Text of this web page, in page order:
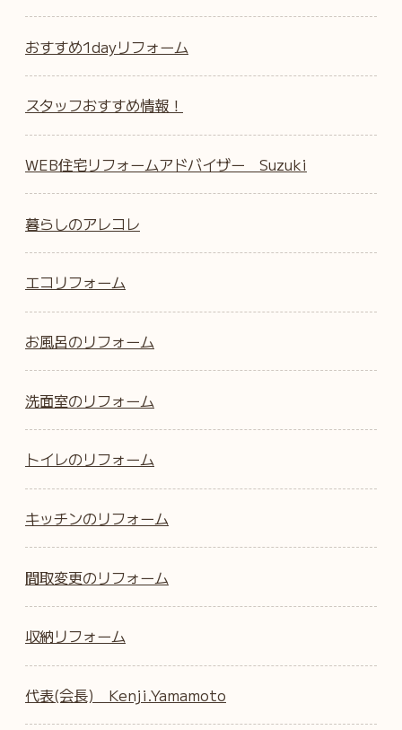
おすすめ1dayリフォーム
スタッフおすすめ情報！
WEB住宅リフォームアドバイザー Suzuki
暮らしのアレコレ
エコリフォーム
お風呂のリフォーム
洗面室のリフォーム
トイレのリフォーム
キッチンのリフォーム
間取変更のリフォーム
収納リフォーム
代表(会長) Kenji.Yamamoto